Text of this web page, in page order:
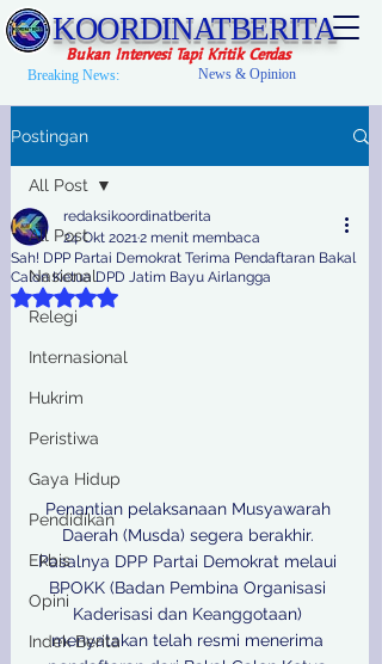
KOORDINATBERITA
Bukan Intervesi Tapi Kritik Cerdas
Breaking News: News & Opinion
Postingan
All Post
Nasional
Relegi
Internasional
Hukrim
Peristiwa
Gaya Hidup
Pendidikan
Ekbis
Opini
Indek Berita
All Post
Sah! DPP Partai Demokrat Terima Pendaftaran Bakal
Calon Ketua DPD Jatim Bayu Airlangga
redaksikoordinatberita
24 Okt 20212 menit membaca
Dinilai NaN dari 5 bintang.
Penantian pelaksanaan Musyawarah
Daerah (Musda) segera berakhir.
Pasalnya DPP Partai Demokrat melaui
BPOKK (Badan Pembina Organisasi
Kaderisasi dan Keanggotaan)
menyatakan telah resmi menerima